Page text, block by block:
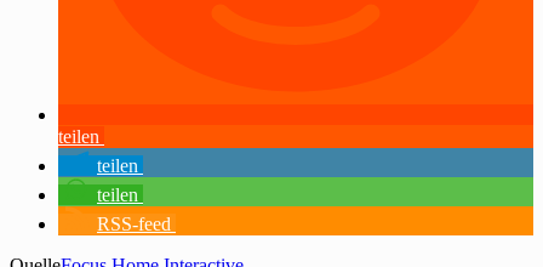
teilen
teilen
teilen
RSS-feed